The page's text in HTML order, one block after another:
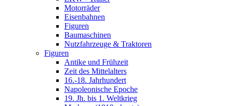
Motorräder
Eisenbahnen
Figuren
Baumaschinen
Nutzfahrzeuge & Traktoren
Figuren
Antike und Frühzeit
Zeit des Mittelalters
16.-18. Jahrhundert
Napoleonische Epoche
19. Jh. bis 1. Weltkrieg